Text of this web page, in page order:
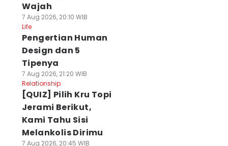
Wajah
7 Aug 2026, 20:10 WIB
Life
Pengertian Human
Design dan 5
Tipenya
7 Aug 2026, 21:20 WIB
Relationship
[QUIZ] Pilih Kru Topi
Jerami Berikut,
Kami Tahu Sisi
Melankolis Dirimu
7 Aug 2026, 20:45 WIB